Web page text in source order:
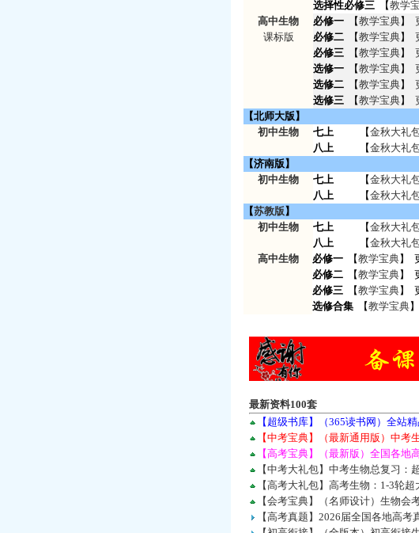
选择性必修三 【教学
高中生物
课标版
必修一 【教学宝典】
必修二 【教学宝典】
必修三 【教学宝典】
选修一 【教学宝典】
选修二 【教学宝典】
选修三 【教学宝典】
【北师大版】
初中生物
七上
八上
【金秋大礼
【金秋大礼
【济南版】
初中生物
七上
八上
【金秋大礼
【金秋大礼
【苏教版 】
初中生物
七上
八上
【金秋大礼
【金秋大礼
高中生物
必修一 【教学宝典】
必修二 【教学宝典】
必修三 【教学宝典】
选修合集 【教学宝典
最新资料100套
【超级书库】（365读书网）全站
【中考宝典】（最新通用版）中考
【高考宝典】（最新版）全国各地
【中考大礼包】中考生物总复习：
【高考大礼包】高考生物：1-3轮
【会考宝典】（名师设计）生物会
【高考真题】2026届全国各地高考